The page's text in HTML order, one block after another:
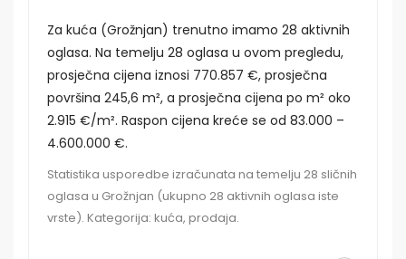
Za kuća (Grožnjan) trenutno imamo 28 aktivnih
oglasa. Na temelju 28 oglasa u ovom pregledu,
prosječna cijena iznosi 770.857 €, prosječna
površina 245,6 m², a prosječna cijena po m² oko
2.915 €/m². Raspon cijena kreće se od 83.000 –
4.600.000 €.
Statistika usporedbe izračunata na temelju 28 sličnih
oglasa u Grožnjan (ukupno 28 aktivnih oglasa iste
vrste). Kategorija: kuća, prodaja.